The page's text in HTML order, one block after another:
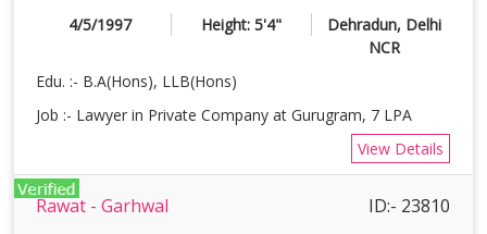
4/5/1997 Height: 5'4"
Dehradun, Delhi
NCR
Edu. :- B.A(Hons), LLB(Hons)
Job :- Lawyer in Private Company at Gurugram, 7 LPA
View Details
Rawat - Garhwal ID:- 23810